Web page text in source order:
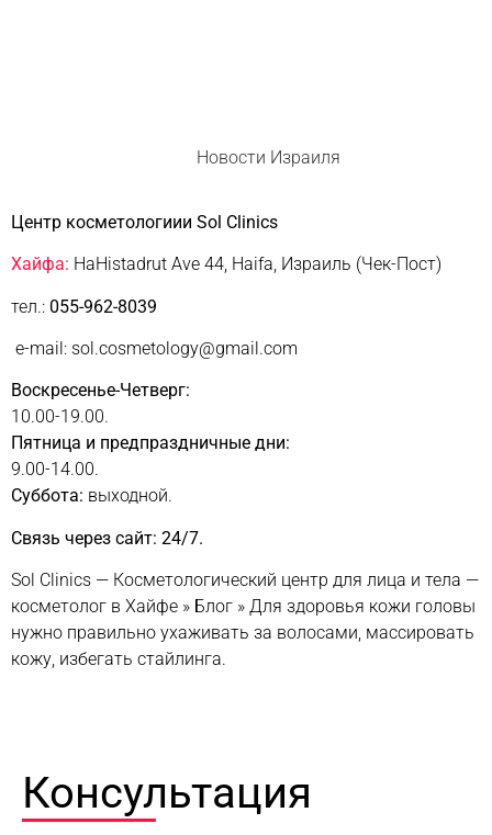
Новости Израиля
Центр косметологиии Sol Clinics
Хайфа: HaHistadrut Ave 44, Haifa, Израиль (Чек-Пост)
тел.: 055-962-8039
e-mail: sol.cosmetology@gmail.com
Воскресенье-Четверг:
10.00-19.00.
Пятница и предпраздничные дни:
9.00-14.00.
Суббота: выходной.
Связь через сайт: 24/7.
Sol Clinics — Косметологический центр для лица и тела —
косметолог в Хайфе » Блог » Для здоровья кожи головы
нужно правильно ухаживать за волосами, массировать
кожу, избегать стайлинга.
Консультация